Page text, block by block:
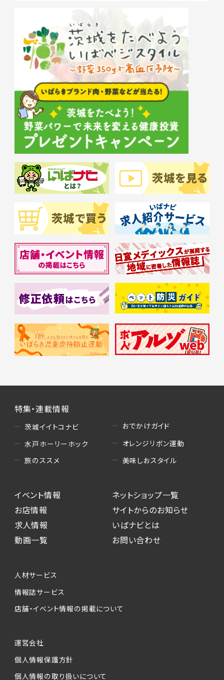
特集・連載情報
茨城イイトコナビ
水戸ホーリーホック
旅のススメ
おでかけガイド
オレンジリボン運動
美味しおスタイル
イベント情報
お店情報
求人情報
動画一覧
ネットショップ一覧
サイトからのお知らせ
いばナビとは
お問い合わせ
人材サービス
情報誌サービス
店舗・イベント情報の掲載について
運営会社
個人情報保護方針
個人情報の取り扱いについて